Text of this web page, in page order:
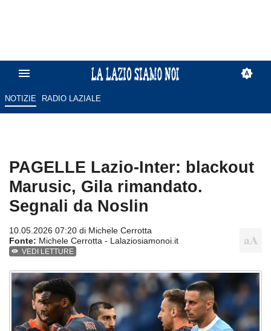
NOTIZIE RADIO LAZIALE
PAGELLE Lazio-Inter: blackout
Marusic, Gila rimandato.
Segnali da Noslin
10.05.2026 07:20 di Michele Cerrotta
Fonte: Michele Cerrotta - Lalaziosiamonoi.it
VEDI LETTURE